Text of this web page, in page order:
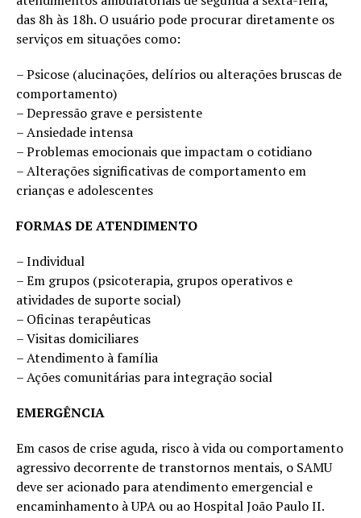
das 8h às 18h. O usuário pode procurar diretamente os
serviços em situações como:
– Psicose (alucinações, delírios ou alterações bruscas de
comportamento)
– Depressão grave e persistente
– Ansiedade intensa
– Problemas emocionais que impactam o cotidiano
– Alterações significativas de comportamento em
crianças e adolescentes
FORMAS DE ATENDIMENTO
– Individual
– Em grupos (psicoterapia, grupos operativos e
atividades de suporte social)
– Oficinas terapêuticas
– Visitas domiciliares
– Atendimento à família
– Ações comunitárias para integração social
EMERGÊNCIA
Em casos de crise aguda, risco à vida ou comportamento
agressivo decorrente de transtornos mentais, o SAMU
deve ser acionado para atendimento emergencial e
encaminhamento à UPA ou ao Hospital João Paulo II.